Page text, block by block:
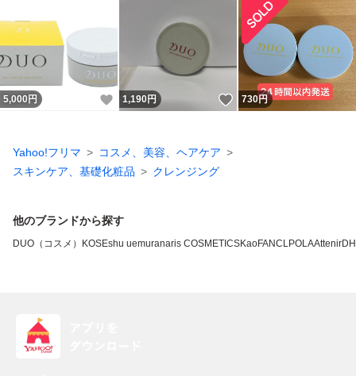
5,000 円 いいね！
1,190円 いいね！
730円
Yahoo!フリマ
コスメ、美容、ヘアケア
スキンケア、基礎化粧品
クレンジング
他のブランドから探す
DUO（コスメ） KOSEshu uemuranaris COSMETICSKaoFANCLPOLAAttenir